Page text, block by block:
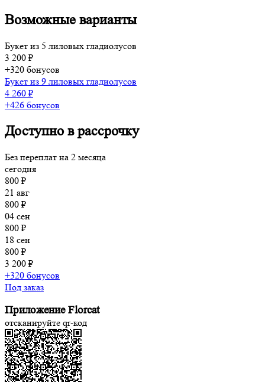
Возможные варианты
Букет из 5 лиловых гладиолусов
3 200 ₽
+320 бонусов
Букет из 9 лиловых гладиолусов
4 260 ₽
+426 бонусов
Доступно в рассрочку
Без переплат на 2 месяца
сегодня
800 ₽
21 авг
800 ₽
04 сен
800 ₽
18 сен
800 ₽
3 200 ₽
+320 бонусов
Под заказ
Приложение Florcat
отсканируйте qr-код